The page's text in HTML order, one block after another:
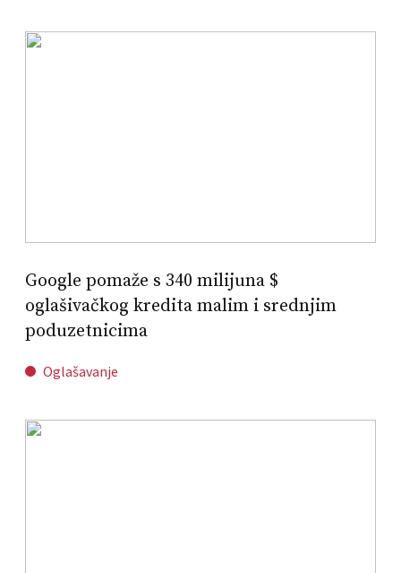
Google pomaže s 340 milijuna $
oglašivačkog kredita malim i srednjim
poduzetnicima
Oglašavanje